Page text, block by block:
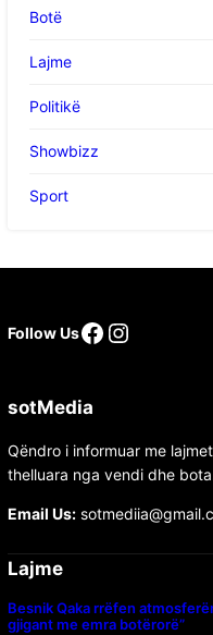
Botë
Lajme
Politikë
Showbizz
Sport
Follow Us
sotMedia
Qëndro i informuar me
thelluara nga vendi dhe
Email Us:
Lajme
Besnik Qaka rrëfen
gjigant me emra botërorë”